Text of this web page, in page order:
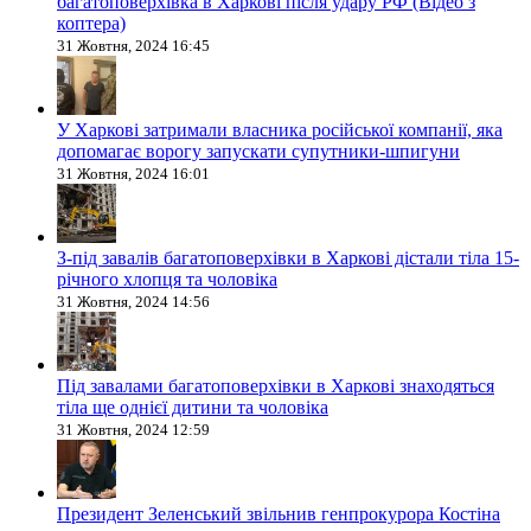
коптера)
31 Жовтня, 2024 16:45
У Харкові затримали власника російської компанії, яка
допомагає ворогу запускати супутники-шпигуни
31 Жовтня, 2024 16:01
З-під завалів багатоповерхівки в Харкові дістали тіла 15-
річного хлопця та чоловіка
31 Жовтня, 2024 14:56
Під завалами багатоповерхівки в Харкові знаходяться
тіла ще однієї дитини та чоловіка
31 Жовтня, 2024 12:59
Президент Зеленський звільнив генпрокурора Костіна